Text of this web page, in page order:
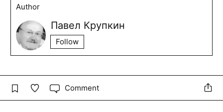
Author
Павел Крупкин
Follow
Comment